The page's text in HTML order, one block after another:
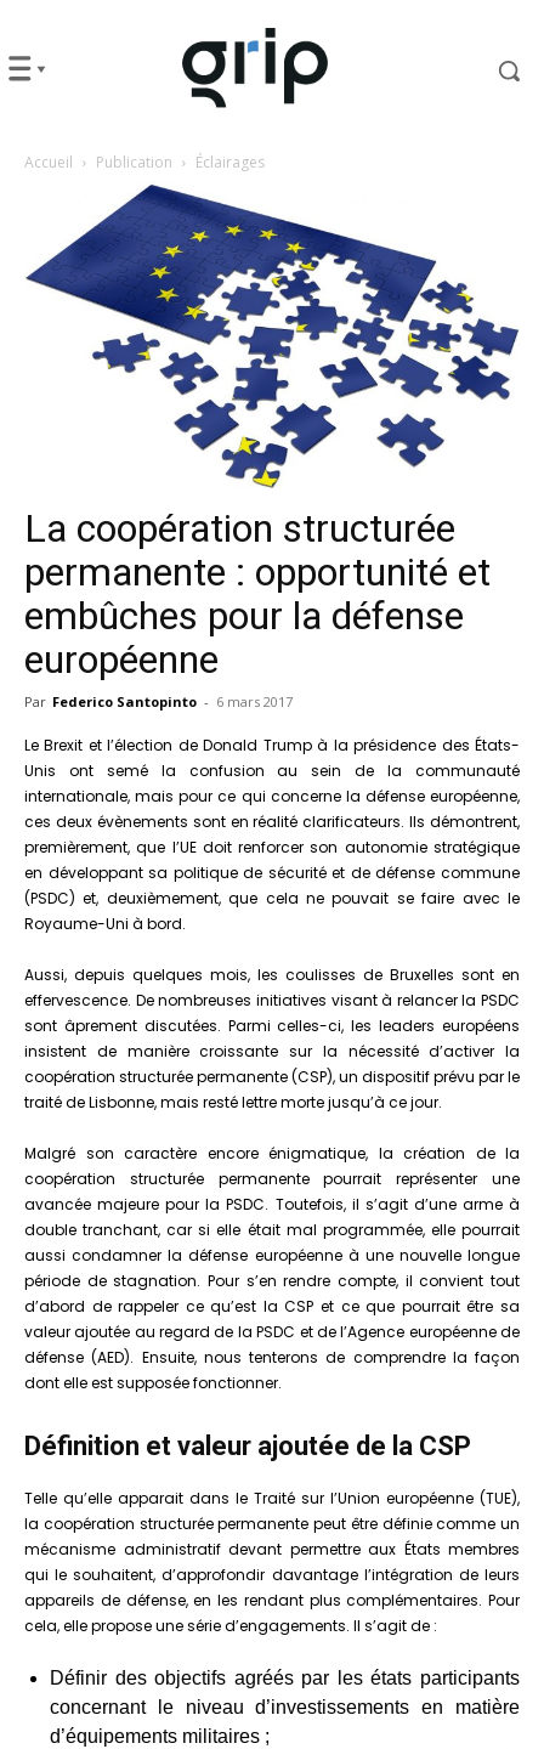
Accueil Publication Éclairages
La coopération structurée
permanente : opportunité et
embûches pour la défense
européenne
Par Federico Santopinto - 6 mars 2017
Le Brexit et l’élection de Donald Trump à la présidence des États-
Unis ont semé la confusion au sein de la communauté
internationale, mais pour ce qui concerne la défense européenne,
ces deux évènements sont en réalité clarificateurs. Ils démontrent,
premièrement, que l’UE doit renforcer son autonomie stratégique
en développant sa politique de sécurité et de défense commune
(PSDC) et, deuxièmement, que cela ne pouvait se faire avec le
Royaume-Uni à bord.
Aussi, depuis quelques mois, les coulisses de Bruxelles sont en
effervescence. De nombreuses initiatives visant à relancer la PSDC
sont âprement discutées. Parmi celles-ci, les leaders européens
insistent de manière croissante sur la nécessité d’activer la
coopération structurée permanente (CSP), un dispositif prévu par le
traité de Lisbonne, mais resté lettre morte jusqu’à ce jour.
Malgré son caractère encore énigmatique, la création de la
coopération structurée permanente pourrait représenter une
avancée majeure pour la PSDC. Toutefois, il s’agit d’une arme à
double tranchant, car si elle était mal programmée, elle pourrait
aussi condamner la défense européenne à une nouvelle longue
période de stagnation. Pour s’en rendre compte, il convient tout
d’abord de rappeler ce qu’est la CSP et ce que pourrait être sa
valeur ajoutée au regard de la PSDC et de l’Agence européenne de
défense (AED). Ensuite, nous tenterons de comprendre la façon
dont elle est supposée fonctionner.
Définition et valeur ajoutée de la CSP
Telle qu’elle apparait dans le Traité sur l’Union européenne (TUE),
la coopération structurée permanente peut être définie comme un
mécanisme administratif devant permettre aux États membres
qui le souhaitent, d’approfondir davantage l’intégration de leurs
appareils de défense, en les rendant plus complémentaires. Pour
cela, elle propose une série d’engagements. Il s’agit de :
Définir des objectifs agréés par les états participants
concernant le niveau d’investissements en matière
d’équipements militaires ;